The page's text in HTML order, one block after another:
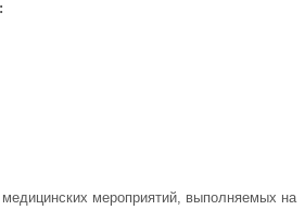
мероприятий, выполняемых на